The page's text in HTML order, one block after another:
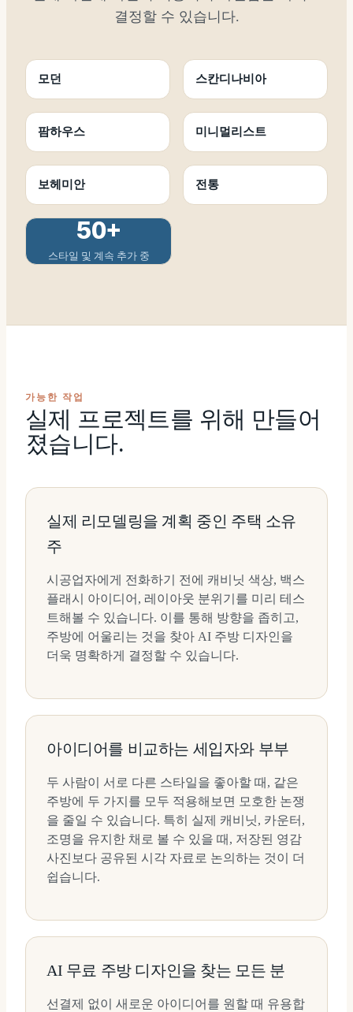
결정할 수 있습니다.
모던 스칸디나비아
팜하우스 미니멀리스트
보헤미안 전통
50+
스타일 및 계속 추가 중
가능한 작업
실제 프로젝트를 위해 만들어
졌습니다.
실제 리모델링을 계획 중인 주택 소유
주
시공업자에게 전화하기 전에 캐비닛 색상, 백스
플래시 아이디어, 레이아웃 분위기를 미리 테스
트해볼 수 있습니다. 이를 통해 방향을 좁히고,
주방에 어울리는 것을 찾아 AI 주방 디자인을
더욱 명확하게 결정할 수 있습니다.
아이디어를 비교하는 세입자와 부부
두 사람이 서로 다른 스타일을 좋아할 때, 같은
주방에 두 가지를 모두 적용해보면 모호한 논쟁
을 줄일 수 있습니다. 특히 실제 캐비닛, 카운터,
조명을 유지한 채로 볼 수 있을 때, 저장된 영감
사진보다 공유된 시각 자료로 논의하는 것이 더
쉽습니다.
AI 무료 주방 디자인을 찾는 모든 분
선결제 없이 새로운 아이디어를 원할 때 유용합